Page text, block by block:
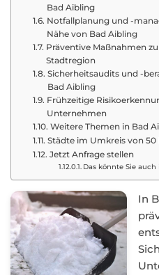
Bad Aibling
Notfallplanung und -
Nähe von Bad Aibling
Präventive Maßnahmen
Stadtregion
Sicherheitsaudits und -
Bad Aibling
Frühzeitige
Unternehmen
Weitere Themen in Bad
Städte im Umkreis von 50
Jetzt Anfrage stellen
Das könnte Sie auch
In